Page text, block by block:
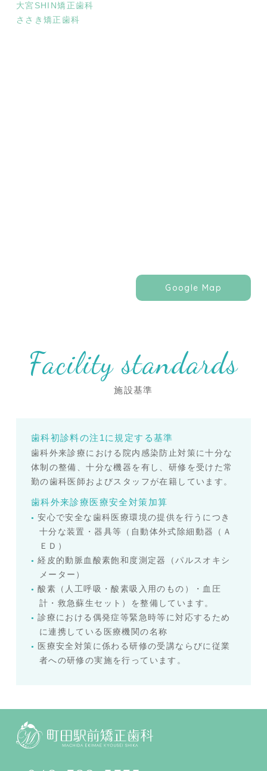
大宮SHIN矯正歯科
ささき矯正歯科
Google Map
施設基準
Facility standards
歯科初診料の注1に規定する基準
歯科外来診療における院内感染防止対策に十分な
体制の整備、十分な機器を有し、研修を受けた常
勤の歯科医師およびスタッフが在籍しています。
歯科外来診療医療安全対策加算
安心で安全な歯科医療環境の提供を行うにつき
十分な装置・器具等（自動体外式除細動器（Ａ
ＥＤ）
経皮的動脈血酸素飽和度測定器（パルスオキシ
メーター）
酸素（人工呼吸・酸素吸入用のもの）・血圧
計・救急蘇生セット）を整備しています。
診療における偶発症等緊急時等に対応するため
に連携している医療機関の名称
医療安全対策に係わる研修の受講ならびに従業
者への研修の実施を行っています。